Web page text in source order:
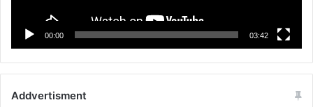
00:00 03:42
Addvertisment